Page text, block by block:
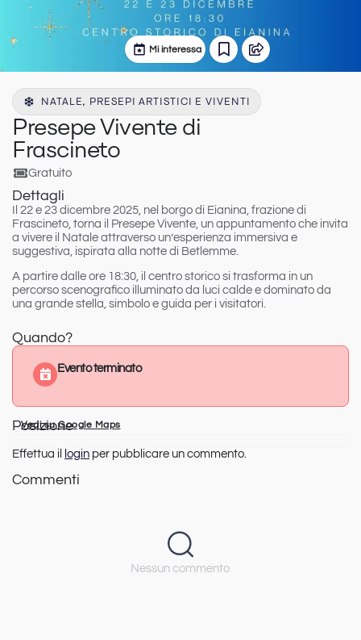
Mi interessa
NATALE, PRESEPI ARTISTICI E VIVENTI
Presepe Vivente di
Frascineto
Gratuito
Dettagli
22 e 23 dicembre 2025, nel borgo di Eianina, frazione di
Frascineto, torna il Presepe Vivente, un appuntamento che invita
a vivere il Natale attraverso un’esperienza immersiva e
suggestiva, ispirata alla notte di Betlemme.
A partire dalle ore 18:30, il centro storico si trasforma in un
percorso scenografico illuminato da luci calde e dominato da
una grande stella, simbolo e guida per i visitatori.
Quando?
Evento terminato
Posizione
Vedi su Google Maps
Effettua il login per pubblicare un commento.
Commenti
Nessun commento